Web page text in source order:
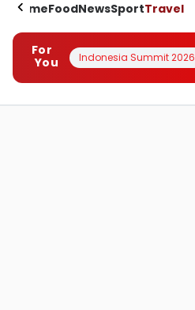
HomeFoodNewsSportTravel
For
You
Indonesia Summit 2026